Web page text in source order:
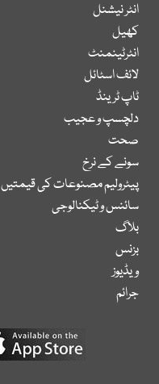
انٹر نیشنل
کھیل
انٹرٹینمنٹ
لائف اسٹائل
ٹاپ ٹرینڈ
دلچسپ و عجیب
صحت
سونے کے نرخ
پیٹرولیم مصنوعات کی قیمتیں
سائنس و ٹیکنالوجی
بلاگ
بزنس
ویڈیوز
جرائم